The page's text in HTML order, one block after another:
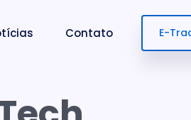
Contato E-